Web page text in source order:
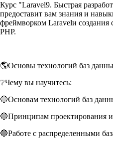
Курс "Laravel9. Быстрая
предоставит вам знания и
фреймворком Laravelи создания
PHP.
🌎Основы технологий баз
❔Чему вы научитесь:
🔵Основам технологий баз
🔵Принципам проектирования и
🔵Работе с распределенными